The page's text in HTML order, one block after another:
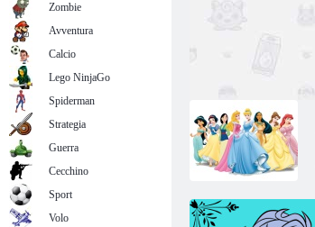
Zombie
Avventura
Calcio
Lego NinjaGo
Spiderman
Strategia
Guerra
Cecchino
Sport
Volo